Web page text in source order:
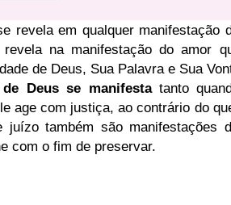
revela em qualquer manifestação
na manifestação do amor
de Deus, Sua Palavra e Sua
Deus se manifestatanto
age com justiça, ao contrário do
juízo também são manifestações
com o fim de preservar.